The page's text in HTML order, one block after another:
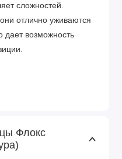
сложностей.
отлично уживаются
дает возможность
осуществляется
в
сорта необходимо
см друг от друга -
Флокс